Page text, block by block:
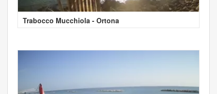
Trabocco Mucchiola - Ortona